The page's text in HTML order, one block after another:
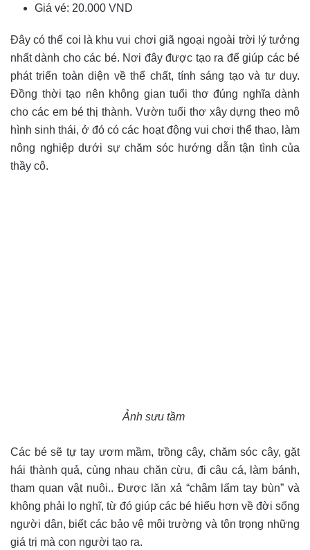
Giá vé: 20.000 VND
Đây có thể coi là khu vui chơi giã ngoại ngoài trời lý tưởng
nhất dành cho các bé. Nơi đây được tạo ra để giúp các bé
phát triển toàn diện về thể chất, tính sáng tạo và tư duy.
Đồng thời tạo nên không gian tuổi thơ đúng nghĩa dành
cho các em bé thị thành. Vườn tuổi thơ xây dựng theo mô
hình sinh thái, ở đó có các hoạt động vui chơi thể thao, làm
nông nghiệp dưới sự chăm sóc hướng dẫn tận tình của
thầy cô.
Ảnh sưu tầm
Các bé sẽ tự tay ươm mầm, trồng cây, chăm sóc cây, gặt
hái thành quả, cùng nhau chăn cừu, đi câu cá, làm bánh,
tham quan vật nuôi.. Được lăn xả “châm lấm tay bùn” và
không phải lo nghĩ, từ đó giúp các bé hiểu hơn về đời sống
người dân, biết các bảo vệ môi trường và tôn trọng những
giá trị mà con người tạo ra.